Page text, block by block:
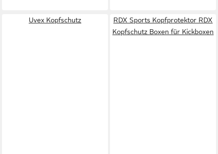
Uvex Kopfschutz
RDX Sports Kopfprotektor RDX
Kopfschutz Boxen für Kickboxen